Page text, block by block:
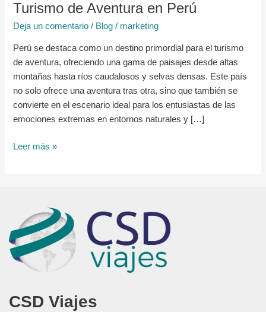
Turismo de Aventura en Perú
Deja un comentario / Blog / marketing
Perú se destaca como un destino primordial para el turismo
de aventura, ofreciendo una gama de paisajes desde altas
montañas hasta ríos caudalosos y selvas densas. Este país
no solo ofrece una aventura tras otra, sino que también se
convierte en el escenario ideal para los entusiastas de las
emociones extremas en entornos naturales y […]
Leer más »
CSD Viajes